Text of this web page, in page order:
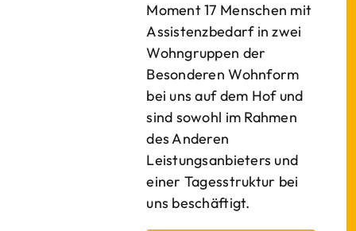
Moment 17 Menschen mit
Assistenzbedarf in zwei
Wohngruppen der
Besonderen Wohnform
bei uns auf dem Hof und
sind sowohl im Rahmen
des Anderen
Leistungsanbieters und
einer Tagesstruktur bei
uns beschäftigt.